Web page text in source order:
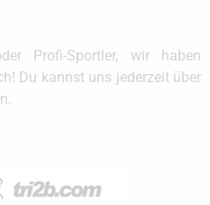
Profi-Sportler, wir haben
Du kannst uns jederzeit über